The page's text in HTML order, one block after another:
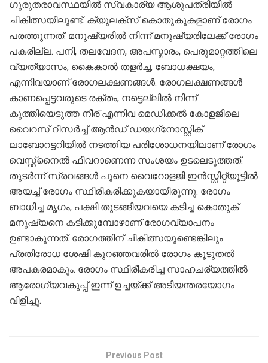
ഗുരുതരാവസ്ഥയിൽ സ്വകാര്യ ആശുപത്രിയിൽ
ചികിത്സയിലുണ്ട്. ക്യൂലക്‌സ് കൊതുകുകളാണ് രോഗം
പരത്തുന്നത്. മനുഷ്യരിൽ നിന്ന് മനുഷ്യരിലേക്ക് രോഗം
പകരില്ല. പനി, തലവേദന, അപസ്മാരം, പെരുമാറ്റത്തിലെ
വ്യത്യാസം, കൈകാൽ തളർച്ച, ബോധക്ഷയം,
എന്നിവയാണ് രോഗലക്ഷണങ്ങൾ. രോഗലക്ഷണങ്ങൾ
കാണപ്പെട്ടവരുടെ രക്തം, നട്ടെല്ലിൽ നിന്ന്
കുത്തിയെടുത്ത നീര് എന്നിവ മെഡിക്കൽ കോളജിലെ
വൈറസ് റിസർച്ച് ആൻഡ് ഡയഗ്‌നോസ്റ്റിക്
ലാബോറട്ടറിയിൽ നടത്തിയ പരിശോധനയിലാണ് രോഗം
വെസ്റ്റ്‌നൈൽ ഫീവറാണെന്ന സംശയം ഉടലെടുത്തത്.
തുടർന്ന് സ്രവങ്ങൾ പൂനെ വൈറോളജി ഇൻസ്റ്റിറ്റ്യൂട്ടിൽ
അയച്ച് രോഗം സ്ഥിരീകരിക്കുകയായിരുന്നു. രോഗം
ബാധിച്ച മൃഗം, പക്ഷി തുടങ്ങിയവയെ കടിച്ച കൊതുക്
മനുഷ്യനെ കടിക്കുമ്പോഴാണ് രോഗവ്യാപനം
ഉണ്ടാകുന്നത്. രോഗത്തിന് ചികിത്സയുണ്ടെങ്കിലും
പ്രതിരോധ ശേഷി കുറഞ്ഞവരിൽ രോഗം കൂടുതൽ
അപകരമാകും. രോഗം സ്ഥിരീകരിച്ച സാഹചര്യത്തിൽ
ആരോഗ്യവകുപ്പ് ഇന്ന് ഉച്ചയ്ക്ക് അടിയന്തരയോഗം
വിളിച്ചു.
Previous Post